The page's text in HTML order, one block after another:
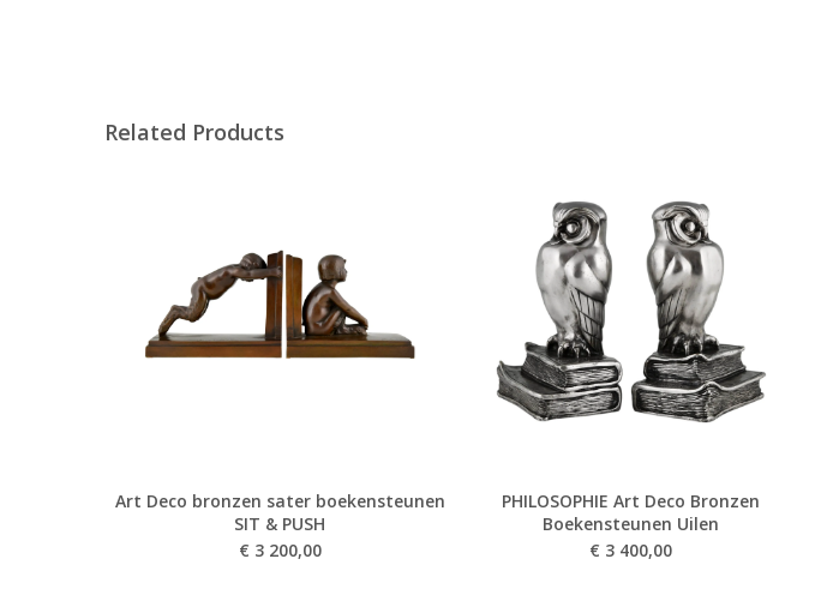
Related Products
Art Deco bronzen sater boekensteunen
SIT & PUSH
€ 3 200,00
PHILOSOPHIE Art Deco Bronzen
Boekensteunen Uilen
€ 3 400,00